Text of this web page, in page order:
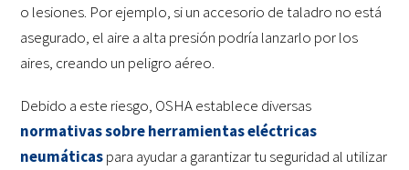
o lesiones. Por ejemplo, si un accesorio de taladro no está
asegurado, el aire a alta presión podría lanzarlo por los
aires, creando un peligro aéreo.
Debido a este riesgo, OSHA establece diversas
normativas sobre herramientas eléctricas
neumáticaspara ayudar a garantizar tu seguridad al utilizar